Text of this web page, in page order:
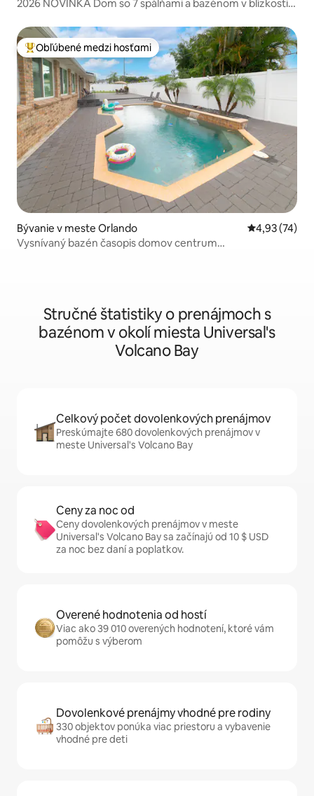
2026 NOVINKA Dom so 7 spálňami a bazénom v blízkosti
Najobľúbenejšie medzi hosťami
Obľúbené medzi hosťami
Bývanie v meste Orlando Priemerné
4,93 (74)
Vysnívaný bazén časopis domov centrum
Stručné štatistiky o prenájmoch s
bazénom v okolí miesta Universal's
Volcano Bay
Celkový počet dovolenkových prenájmov
Preskúmajte 680 dovolenkových prenájmov v
meste Universal's Volcano Bay
Ceny za noc od
Ceny dovolenkových prenájmov v meste
Universal's Volcano Bay sa začínajú od 10 $ USD
za noc bez daní a poplatkov.
Overené hodnotenia od hostí
Viac ako 39 010 overených hodnotení, ktoré vám
pomôžu s výberom
Dovolenkové prenájmy vhodné pre rodiny
330 objektov ponúka viac priestoru a vybavenie
vhodné pre deti